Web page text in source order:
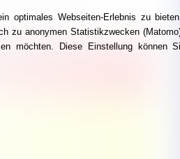
optimales Webseiten-Erlebnis zu
zu anonymen Statistikzwecken
möchten. Diese Einstellung können